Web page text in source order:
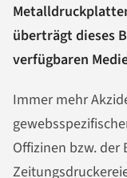
überträgt dieses
verfügbaren
Immer mehr
Offizinen bzw. der